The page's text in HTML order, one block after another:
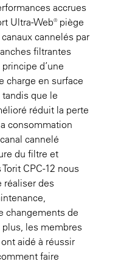
accrues
Ultra-Web® piège
cannelés par
filtrantes
d’une
charge en surface
que le
réduit la perte
consommation
cannelé
du filtre et
CPC-12 nous
réaliser des
changements de
les membres
aidé à réussir
faire